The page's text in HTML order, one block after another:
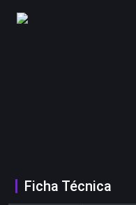
Ficha Técnica